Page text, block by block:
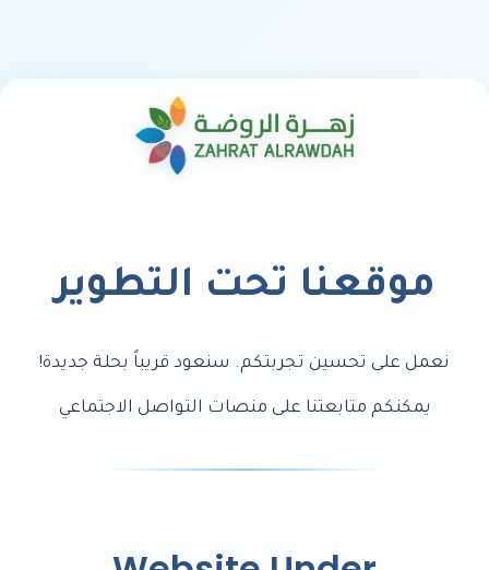
موقعنا تحت التطوير
نعمل على تحسين تجربتكم. سنعود قريباً بحلة جديدة!
يمكنكم متابعتنا على منصات التواصل الاجتماعي